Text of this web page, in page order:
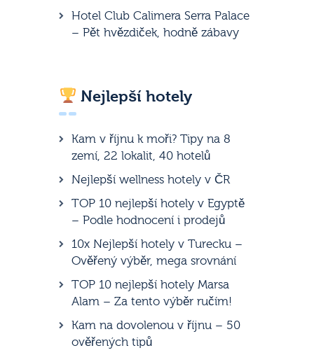
Hotel Club Calimera Serra Palace
– Pět hvězdiček, hodně zábavy
Nejlepší hotely
Kam v říjnu k moři? Tipy na 8
zemí, 22 lokalit, 40 hotelů
Nejlepší wellness hotely v ČR
TOP 10 nejlepší hotely v Egyptě
– Podle hodnocení i prodejů
10x Nejlepší hotely v Turecku –
Ověřený výběr, mega srovnání
TOP 10 nejlepší hotely Marsa
Alam – Za tento výběr ručím!
Kam na dovolenou v říjnu – 50
ověřených tipů